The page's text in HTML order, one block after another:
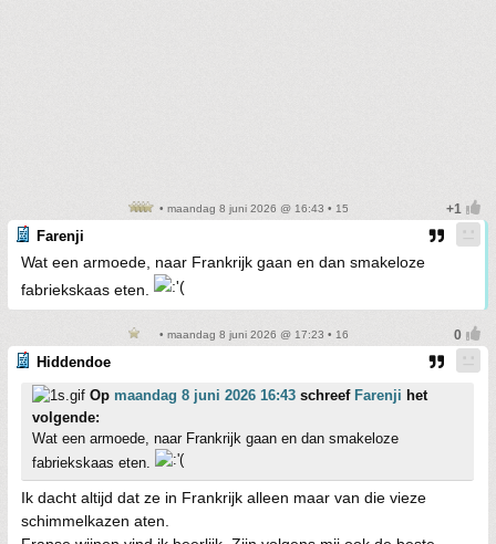
• maandag 8 juni 2026 @ 16:43 • 15
Farenji
Wat een armoede, naar Frankrijk gaan en dan smakeloze
fabriekskaas eten.
• maandag 8 juni 2026 @ 17:23 • 16
Hiddendoe
Op maandag 8 juni 2026 16:43 schreef Farenji het
volgende:
Wat een armoede, naar Frankrijk gaan en dan smakeloze
fabriekskaas eten.
Ik dacht altijd dat ze in Frankrijk alleen maar van die vieze
schimmelkazen aten.